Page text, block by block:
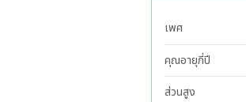
เพศ
คุณอายุกี่ปี
ส่วนสูง